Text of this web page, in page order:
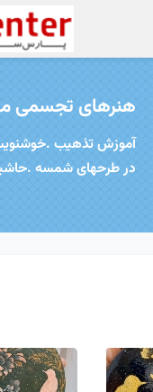
هنرهای تجسمی
آموزش تذهیب
در طرحهای شمسه